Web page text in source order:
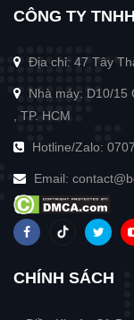
CÔNG TY
Địa chỉ: 47 Tây
Nhà máy: D10/15
, TP. HCM
Hotline/Zalo:
Email:
CHÍNH SÁCH